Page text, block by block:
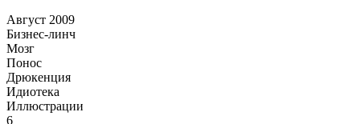
Август 2009
Бизнес-линч
Мозг
Понос
Дрюкенция
Идиотека
Иллюстрации
6